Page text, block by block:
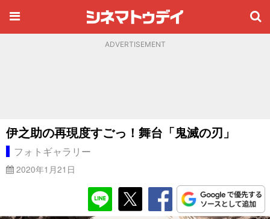
ADVERTISEMENT
伊之助の再現度すごっ！舞台「鬼滅の刃」
フォトギャラリー
2020年1月21日